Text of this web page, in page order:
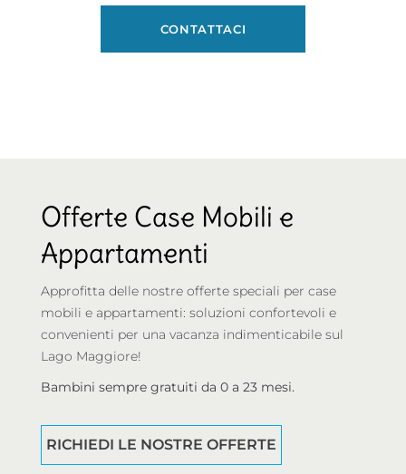
CONTATTACI
Offerte Case Mobili e
Appartamenti
Approfitta delle nostre offerte speciali per case
mobili e appartamenti: soluzioni confortevoli e
convenienti per una vacanza indimenticabile sul
Lago Maggiore!
Bambini sempre gratuiti da 0 a 23 mesi.
RICHIEDI LE NOSTRE OFFERTE